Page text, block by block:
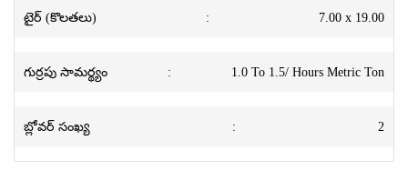
టైర్ (కొలతలు) : 7.00 x 19.00
గుర్రపు సామర్థ్యం : 1.0 To 1.5/ Hours Metric Ton
బ్లోవర్ సంఖ్య : 2